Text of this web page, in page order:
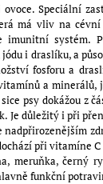
Speciální
má vliv na cévní
imunitní systém.
i draslíku, a
fosforu a
a minerálů,
psy dokážou z
Je důležitý i při
nadpřirozenějším
při vitamíne
meruňka, černý
funkční